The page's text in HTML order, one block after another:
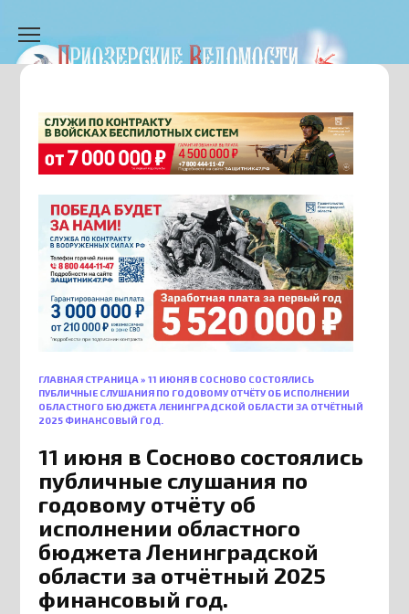
содержанию
ГЛАВНАЯ СТРАНИЦА »11 ИЮНЯ В СОСНОВО СОСТОЯЛИСЬ
ПУБЛИЧНЫЕ СЛУШАНИЯ ПО ГОДОВОМУ ОТЧЁТУ ОБ ИСПОЛНЕНИИ
ОБЛАСТНОГО БЮДЖЕТА ЛЕНИНГРАДСКОЙ ОБЛАСТИ ЗА ОТЧЁТНЫЙ
2025 ФИНАНСОВЫЙ ГОД.
11 июня в Сосново состоялись
публичные слушания по
годовому отчёту об
исполнении областного
бюджета Ленинградской
области за отчётный 2025
финансовый год.